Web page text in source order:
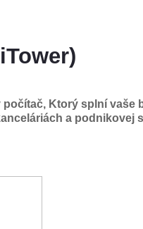
počítač, Ktorý splní vaše
a podnikovej